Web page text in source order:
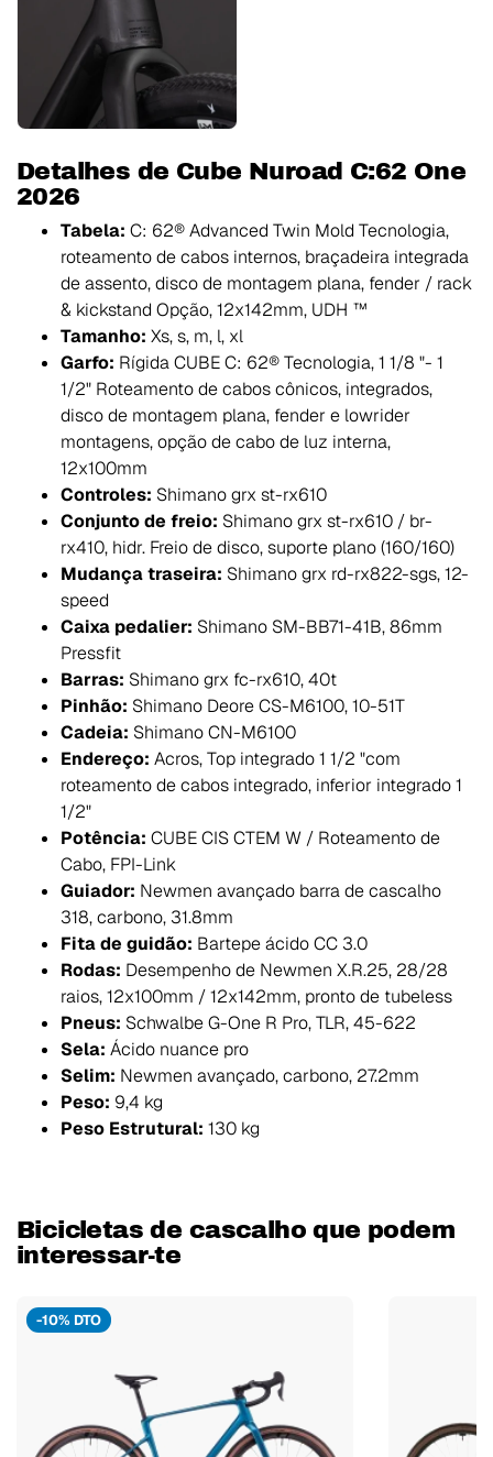
Detalhes de Cube Nuroad C:62 One
2026
Tabela: C: 62® Advanced Twin Mold Tecnologia,
roteamento de cabos internos, braçadeira integrada
de assento, disco de montagem plana, fender / rack
& kickstand Opção, 12x142mm, UDH ™
Tamanho: Xs, s, m, l, xl
Garfo: Rígida CUBE C: 62® Tecnologia, 1 1/8 "- 1
1/2" Roteamento de cabos cônicos, integrados,
disco de montagem plana, fender e lowrider
montagens, opção de cabo de luz interna,
12x100mm
Controles: Shimano grx st-rx610
Conjunto de freio: Shimano grx st-rx610 / br-
rx410, hidr. Freio de disco, suporte plano (160/160)
Mudança traseira: Shimano grx rd-rx822-sgs, 12-
speed
Caixa pedalier: Shimano SM-BB71-41B, 86mm
Pressfit
Barras: Shimano grx fc-rx610, 40t
Pinhão: Shimano Deore CS-M6100, 10-51T
Cadeia: Shimano CN-M6100
Endereço: Acros, Top integrado 1 1/2 "com
roteamento de cabos integrado, inferior integrado 1
1/2"
Potência: CUBE CIS CTEM W / Roteamento de
Cabo, FPI-Link
Guiador: Newmen avançado barra de cascalho
318, carbono, 31.8mm
Fita de guidão: Bartepe ácido CC 3.0
Rodas: Desempenho de Newmen X.R.25, 28/28
raios, 12x100mm / 12x142mm, pronto de tubeless
Pneus: Schwalbe G-One R Pro, TLR, 45-622
Sela: Ácido nuance pro
Selim: Newmen avançado, carbono, 27.2mm
Peso: 9,4 kg
Peso Estrutural: 130 kg
Bicicletas de cascalho que podem
interessar-te
-10% DTO